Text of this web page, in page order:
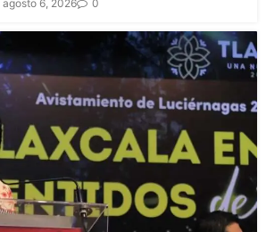
agosto 6, 2026 0